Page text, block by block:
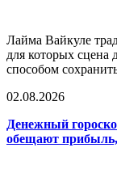
Лайма Вайкуле
для которых сцена
способом
02.08.2026
Денежный
обещают прибыль,